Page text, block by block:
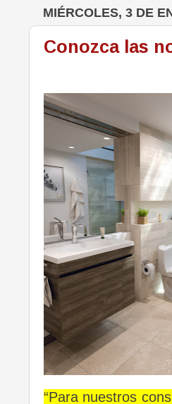
MIÉRCOLES, 3 DE
Conozca las
“Para nuestros